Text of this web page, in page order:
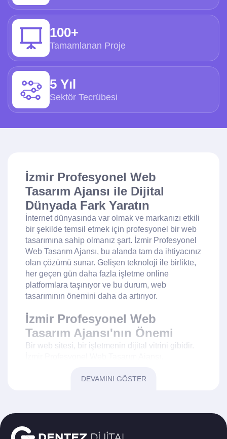
100+
Tamamlanan Proje
5 Yıl
Sektör Tecrübesi
İzmir Profesyonel Web
Tasarım Ajansı ile Dijital
Dünyada Fark Yaratın
İnternet dünyasında var olmak ve markanızı etkili
bir şekilde temsil etmek için profesyonel bir web
tasarımına sahip olmanız şart. İzmir Profesyonel
Web Tasarım Ajansı, bu alanda tam da ihtiyacınız
olan çözümü sunar. Gelişen teknoloji ile birlikte,
her geçen gün daha fazla işletme online
platformlara taşınıyor ve bu durum, web
tasarımının önemini daha da artırıyor.
İzmir Profesyonel Web
Tasarım Ajansı'nın Önemi
Bir web sitesi, bir işletmenin dijital vitrini gibidir.
edilmesini sağlar. Ajansın sunduğu hizmetler,
iyileştirir. Ajans, web tasarımında modern
kalmasını sağlar.
DEVAMINI GÖSTER